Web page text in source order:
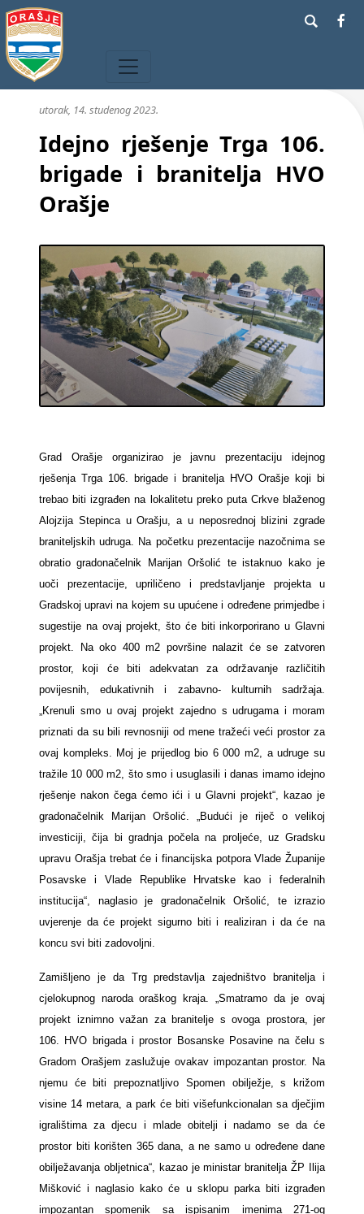
utorak, 14. studenog 2023.
Idejno rješenje Trga 106.
brigade i branitelja HVO
Orašje
Grad Orašje organizirao je javnu prezentaciju idejnog
rješenja Trga 106. brigade i branitelja HVO Orašje koji bi
trebao biti izgrađen na lokalitetu preko puta Crkve blaženog
Alojzija Stepinca u Orašju, a u neposrednoj blizini zgrade
braniteljskih udruga. Na početku prezentacije nazočnima se
obratio gradonačelnik Marijan Oršolić te istaknuo kako je
uoči prezentacije, upriličeno i predstavljanje projekta u
Gradskoj upravi na kojem su upućene i određene primjedbe i
sugestije na ovaj projekt, što će biti inkorporirano u Glavni
projekt. Na oko 400 m2 površine nalazit će se zatvoren
prostor, koji će biti adekvatan za održavanje različitih
povijesnih, edukativnih i zabavno- kulturnih sadržaja.
„Krenuli smo u ovaj projekt zajedno s udrugama i moram
priznati da su bili revnosniji od mene tražeći veći prostor za
ovaj kompleks. Moj je prijedlog bio 6 000 m2, a udruge su
tražile 10 000 m2, što smo i usuglasili i danas imamo idejno
rješenje nakon čega ćemo ići i u Glavni projekt“, kazao je
gradonačelnik Marijan Oršolić. „Budući je riječ o velikoj
investiciji, čija bi gradnja počela na proljeće, uz Gradsku
upravu Orašja trebat će i financijska potpora Vlade Županije
Posavske i Vlade Republike Hrvatske kao i federalnih
institucija“, naglasio je gradonačelnik Oršolić, te izrazio
uvjerenje da će projekt sigurno biti i realiziran i da će na
koncu svi biti zadovoljni.
Zamišljeno je da Trg predstavlja zajedništvo branitelja i
cjelokupnog naroda oraškog kraja. „Smatramo da je ovaj
projekt iznimno važan za branitelje s ovoga prostora, jer
106. HVO brigada i prostor Bosanske Posavine na čelu s
Gradom Orašjem zaslužuje ovakav impozantan prostor. Na
njemu će biti prepoznatljivo Spomen obilježje, s križom
visine 14 metara, a park će biti višefunkcionalan sa dječjim
igralištima za djecu i mlade obitelji i nadamo se da će
prostor biti korišten 365 dana, a ne samo u određene dane
obilježavanja obljetnica“, kazao je ministar branitelja ŽP Ilija
Mišković i naglasio kako će u sklopu parka biti izgrađen
impozantan spomenik sa ispisanim imenima 271-og